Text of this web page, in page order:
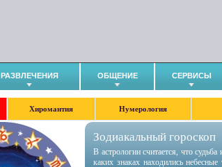
РАЗВЛЕЧЕНИЯ ОБЩЕНИЕ СЕРВИСЫ
Хиромантия Нумерология
Зодиакальный гороскоп
В астрологии считается, что
каких знаках находились